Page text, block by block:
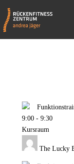
9:00- 9:30
Kursraum
The Lucky